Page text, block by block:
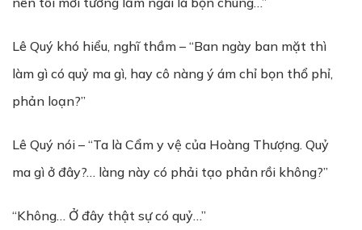
Lê Quý khó hiểu, nghĩ thầm – “Ban ngày ban mặt thì
làm gì có quỷ ma gì, hay cô nàng ý ám chỉ bọn thổ phỉ,
phản loạn?”
Lê Quý nói – “Ta là Cẩm y vệ của Hoàng Thượng. Quỷ
ma gì ở đây?… làng này có phải tạo phản rồi không?”
“Không… Ở đây thật sự có quỷ…”